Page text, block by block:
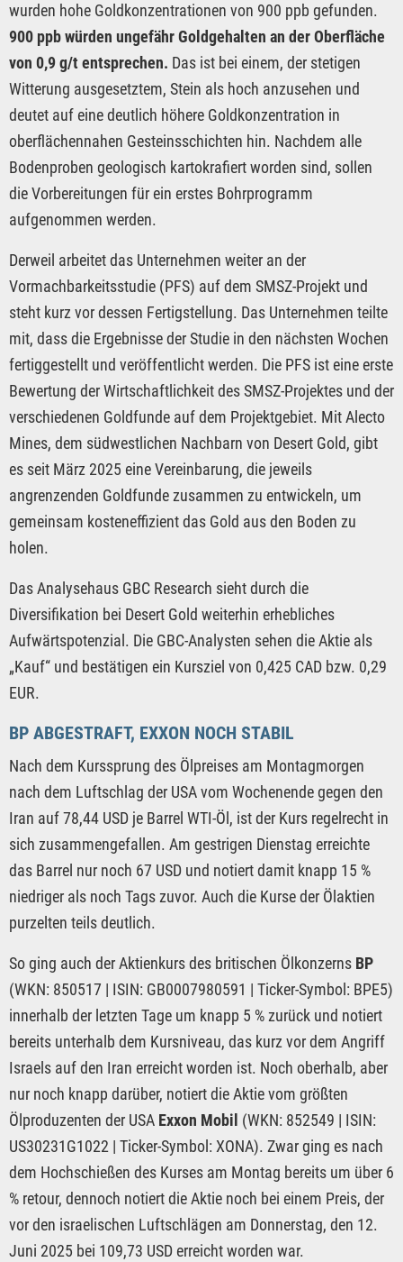
wurden hohe Goldkonzentrationen von 900 ppb gefunden.
900 ppb würden ungefähr Goldgehalten an der Oberfläche
von 0,9 g/t entsprechen. Das ist bei einem, der stetigen
Witterung ausgesetztem, Stein als hoch anzusehen und
deutet auf eine deutlich höhere Goldkonzentration in
oberflächennahen Gesteinsschichten hin. Nachdem alle
Bodenproben geologisch kartokrafiert worden sind, sollen
die Vorbereitungen für ein erstes Bohrprogramm
aufgenommen werden.
Derweil arbeitet das Unternehmen weiter an der
Vormachbarkeitsstudie (PFS) auf dem SMSZ-Projekt und
steht kurz vor dessen Fertigstellung. Das Unternehmen teilte
mit, dass die Ergebnisse der Studie in den nächsten Wochen
fertiggestellt und veröffentlicht werden. Die PFS ist eine erste
Bewertung der Wirtschaftlichkeit des SMSZ-Projektes und der
verschiedenen Goldfunde auf dem Projektgebiet. Mit Alecto
Mines, dem südwestlichen Nachbarn von Desert Gold, gibt
es seit März 2025 eine Vereinbarung, die jeweils
angrenzenden Goldfunde zusammen zu entwickeln, um
gemeinsam kosteneffizient das Gold aus den Boden zu
holen.
Das Analysehaus GBC Research sieht durch die
Diversifikation bei Desert Gold weiterhin erhebliches
Aufwärtspotenzial. Die GBC-Analysten sehen die Aktie als
„Kauf“ und bestätigen ein Kursziel von 0,425 CAD bzw. 0,29
EUR.
BP ABGESTRAFT, EXXON NOCH STABIL
Nach dem Kurssprung des Ölpreises am Montagmorgen
nach dem Luftschlag der USA vom Wochenende gegen den
Iran auf 78,44 USD je Barrel WTI-Öl, ist der Kurs regelrecht in
sich zusammengefallen. Am gestrigen Dienstag erreichte
das Barrel nur noch 67 USD und notiert damit knapp 15 %
niedriger als noch Tags zuvor. Auch die Kurse der Ölaktien
purzelten teils deutlich.
So ging auch der Aktienkurs des britischen Ölkonzerns BP
(WKN: 850517 | ISIN: GB0007980591 | Ticker-Symbol: BPE5)
innerhalb der letzten Tage um knapp 5 % zurück und notiert
bereits unterhalb dem Kursniveau, das kurz vor dem Angriff
Israels auf den Iran erreicht worden ist. Noch oberhalb, aber
nur noch knapp darüber, notiert die Aktie vom größten
Ölproduzenten der USA Exxon Mobil (WKN: 852549 | ISIN:
US30231G1022 | Ticker-Symbol: XONA). Zwar ging es nach
dem Hochschießen des Kurses am Montag bereits um über 6
% retour, dennoch notiert die Aktie noch bei einem Preis, der
vor den israelischen Luftschlägen am Donnerstag, den 12.
Juni 2025 bei 109,73 USD erreicht worden war.